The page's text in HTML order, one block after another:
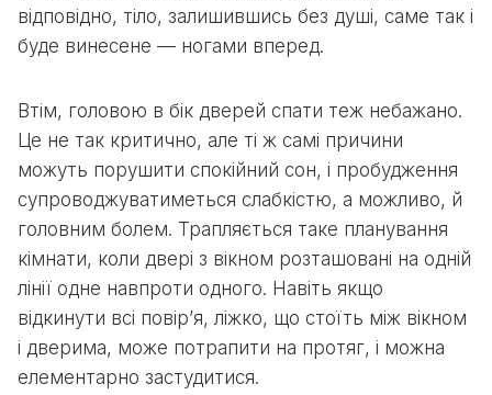
відповідно, тіло, залишившись без душі, саме так і
буде винесене — ногами вперед.
Втім, головою в бік дверей спати теж небажано.
Це не так критично, але ті ж самі причини
можуть порушити спокійний сон, і пробудження
супроводжуватиметься слабкістю, а можливо, й
головним болем. Трапляється таке планування
кімнати, коли двері з вікном розташовані на одній
лінії одне навпроти одного. Навіть якщо
відкинути всі повір’я, ліжко, що стоїть між вікном
і дверима, може потрапити на протяг, і можна
елементарно застудитися.